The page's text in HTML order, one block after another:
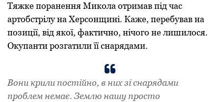
Тяжке поранення Микола отримав під час
артобстрілу на Херсонщині. Каже, перебував на
позиції, від якої, фактично, нічого не лишилося.
Окупанти розгатили її снарядами.
Вони крили постійно, в них зі снарядами
проблем немає. Землю нашу просто